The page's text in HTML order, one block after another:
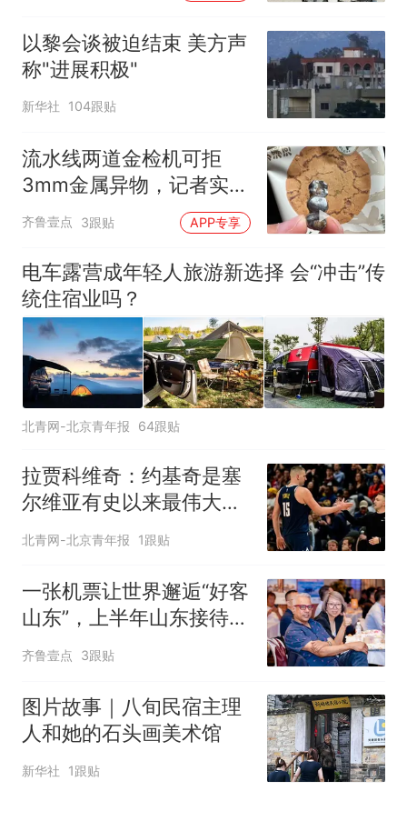
以黎会谈被迫结束 美方声
称"进展积极"
新华社 104跟贴
流水线两道金检机可拒
3mm金属异物，记者实探
泸溪河车间！公司回应为
何选择谅解
齐鲁壹点 3跟贴 APP专享
电车露营成年轻人旅游新选择 会“冲击”传
统住宿业吗？
北青网-北京青年报 64跟贴
拉贾科维奇：约基奇是塞
尔维亚有史以来最伟大的
球员
北青网-北京青年报 1跟贴
一张机票让世界邂逅“好客
山东”，上半年山东接待入
境游客增长44.2%
齐鲁壹点 3跟贴
图片故事｜八旬民宿主理
人和她的石头画美术馆
新华社 1跟贴